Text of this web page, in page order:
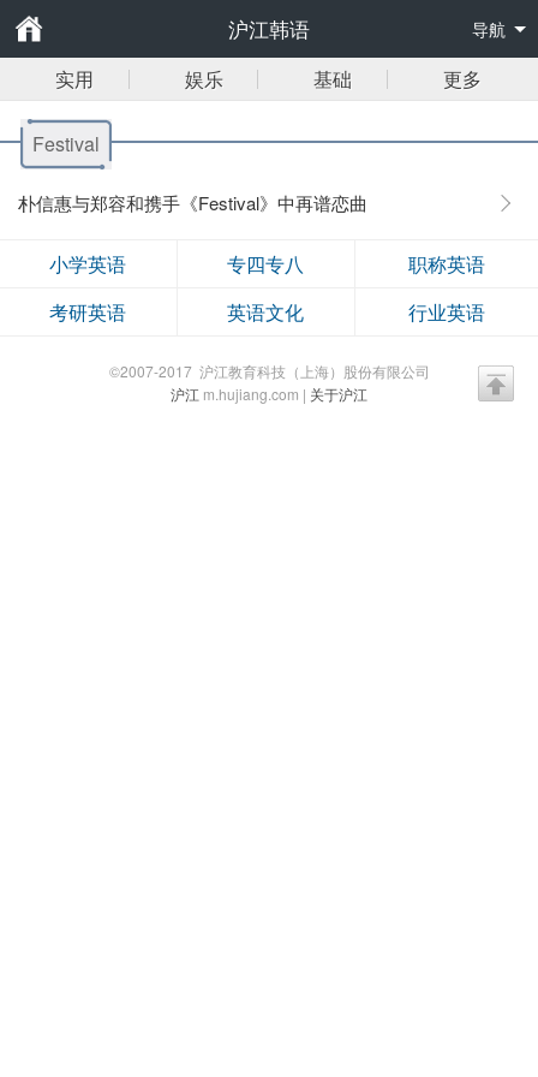
沪江韩语 导航
实用 娱乐 基础 更多
Festival
朴信惠与郑容和携手《Festival》中再谱恋曲
小学英语 专四专八
职称英语
考研英语
英语文化 行业英语
©2007-2017 沪江教育科技（上海）股份有限公司
沪江 m.hujiang.com | 关于沪江